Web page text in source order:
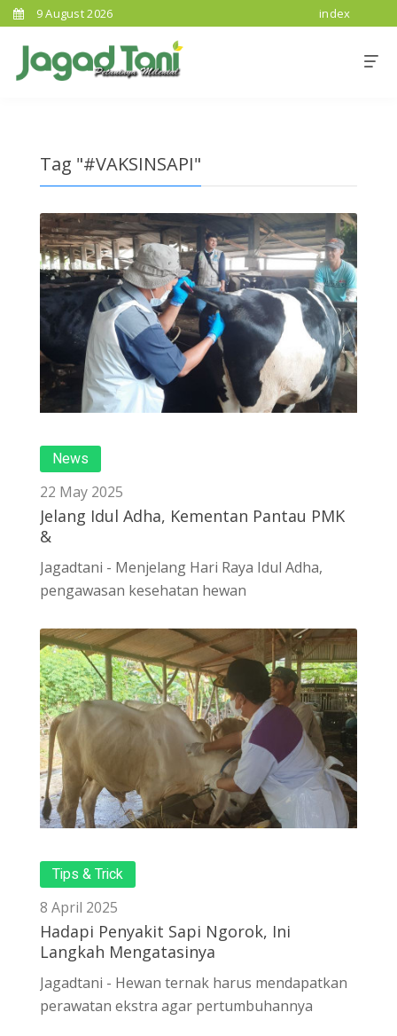
9 August 2026 index
Tag "#VAKSINSAPI"
News
22 May 2025
Jelang Idul Adha, Kementan Pantau PMK
&
Jagadtani - Menjelang Hari Raya Idul Adha,
pengawasan kesehatan hewan
Tips & Trick
8 April 2025
Hadapi Penyakit Sapi Ngorok, Ini
Langkah Mengatasinya
Jagadtani - Hewan ternak harus mendapatkan
perawatan ekstra agar pertumbuhannya